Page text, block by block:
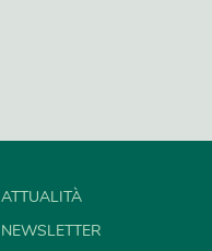
ATTUALITÀ
NEWSLETTER